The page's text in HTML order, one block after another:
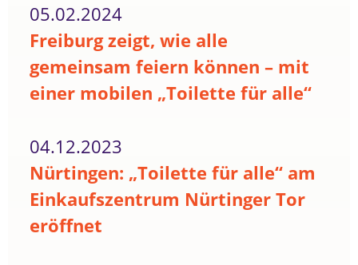
05.02.2024
Freiburg zeigt, wie alle
gemeinsam feiern können – mit
einer mobilen „Toilette für alle“
04.12.2023
Nürtingen: „Toilette für alle“ am
Einkaufszentrum Nürtinger Tor
eröffnet